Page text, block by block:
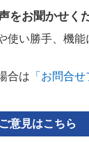
をお聞かせく
使い勝手、機能
合は 「お問合せ
ご意見はこちら